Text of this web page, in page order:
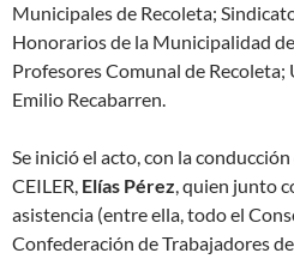
Municipales de Recoleta;
Honorarios de la Municipalidad
Profesores Comunal de
Emilio Recabarren.
Se inició el acto, con la
CEILER, Elías Pérez, quien junto
asistencia (entre ella, todo el
Confederación de Trabajadores